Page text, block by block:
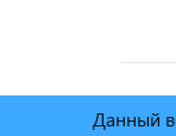
©
Данный